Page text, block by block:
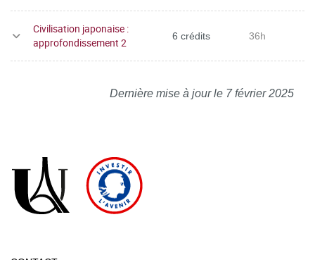
Civilisation japonaise :
approfondissement 2
6 crédits 36h
Dernière mise à jour le 7 février 2025